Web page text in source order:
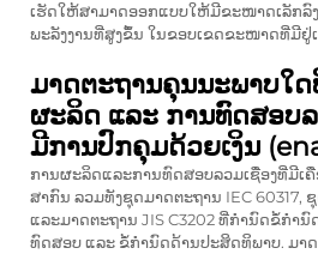
ເຮັດໃຫ້ສາມາດອອກແບບໃຫ້ມີຂະໜາດເລັກ
ພະລັງງານທີ່ສູງຂຶ້ນ ໃນຂອບເຂດຂະໜາດທີ່ມີຢູ່
ມາດຕະຖານຄຸນນະພາບໃ
ຜະລິດ ແລະ ການທົດສອບ
ມີການປົກຄຸມດ້ວຍເງິນ
ການຜະລິດແລະການທົດສອບລວມເຊື່ອງທີ່ມີເຄື
ສາກົນ ລວມທັງຊຸດມາດຕະຖານ IEC 60317,
ແລະມາດຕະຖານ JIS C3202 ທີ່ກຳນົດຂໍ້ກຳ
ທົດສອບ ແລະ ຂໍ້ກຳນົດດ້ານປະສິດທິພາບ. ມາ